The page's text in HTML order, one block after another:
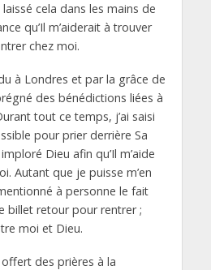
laissé cela dans les mains de
qu’Il m’aiderait à trouver
chez moi.
à Londres et par la grâce de
des bénédictions liées à
tout ce temps, j’ai saisi
pour prier derrière Sa
Dieu afin qu’Il m’aide
Autant que je puisse m’en
à personne le fait
billet retour pour rentrer ;
moi et Dieu.
des prières à la